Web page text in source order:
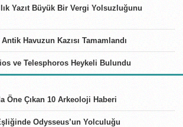
Yazıt Büyük Bir Vergi Yolsuzluğunu
Havuzun Kazısı Tamamlandı
ve Telesphoros Heykeli Bulundu
Öne Çıkan 10 Arkeoloji Haberi
Odysseus’un Yolculuğu